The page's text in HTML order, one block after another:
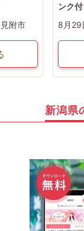
見附市
ンク付
8月29
新潟県